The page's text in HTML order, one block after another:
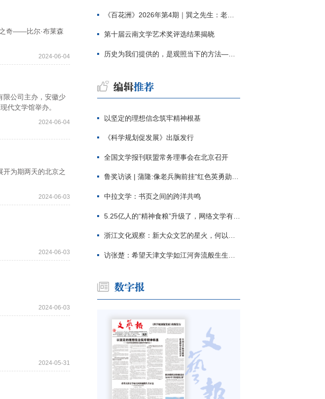
奇——比尔·布莱森
2024-06-04
公司主办，安徽少
代文学馆举办。
2024-06-04
为期两天的北京之
2024-06-03
2024-06-03
2024-06-03
2024-05-31
《百花洲》2026年第4期｜巽之先生：老兵朱向前侧记三题
第十届云南文学艺术奖评选结果揭晓
历史为我们提供的，是观照当下的方法——历史题材非虚构写作多人谈
以坚定的理想信念筑牢精神根基
《科学规划促发展》出版发行
全国文学报刊联盟常务理事会在北京召开
鲁奖访谈 | 蒲隆:像老兵胸前挂"红色英勇勋章"
中拉文学：书页之间的跨洋共鸣
5.25亿人的“精神食粮”升级了，网络文学有了哪些新变化？
浙江文化观察：新大众文艺的星火，何以燎原？
访张楚：希望天津文学如江河奔流般生生不息